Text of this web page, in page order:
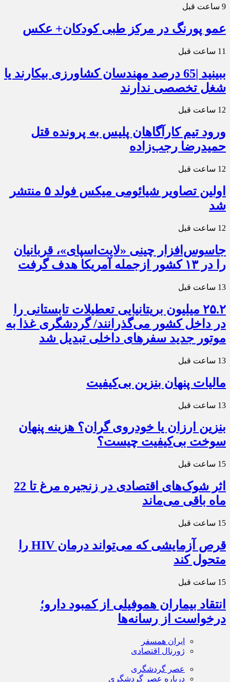
9 ساعت قبل
عمو پورنگ در مرکز طبی کودکان+ عکس
11 ساعت قبل
ببینید |65 درصد مهندسان کشاورزی بیکارند یا
شغل تخصصی ندارند
12 ساعت قبل
ورود تیم کارآگاهان پلیس به پرونده قتل
حمیدرضا رجب‌زاده
12 ساعت قبل
اولین تصاویر شیائومی میکس فولد ۵ منتشر
شد
12 ساعت قبل
جاسوس‌افزار چینی «لایت‌اسپای»، قربانیان
را در ۱۳ کشور ازجمله آمریکا هدف گرفت
13 ساعت قبل
۲۵.۲ میلیون بریتانیایی تعطیلات تابستانی را
در داخل کشور می‌گذرانند/ گردشگری غذا به
موتور جدید سفرهای داخلی تبدیل شد
13 ساعت قبل
مالیات پنهان بنزین بی‌کیفیت
13 ساعت قبل
بنزین ارزان یا خودروی گران؟ هزینه پنهان
سوخت بی‌کیفیت چیست؟
15 ساعت قبل
اثر شوک‌های اقتصادی در زنجیره مرغ تا 22
ماه باقی می‌ماند
15 ساعت قبل
قرص آزمایشی که می‌تواند درمان HIV را
متحول کند
15 ساعت قبل
انتقاد بیماران هموفیلی از کمبود دارو؛
درخواست از رسانه‌ها
ایران همسفر
ژورنال اقتصادی
عصر گردشگری
درباره عصر گردشگری